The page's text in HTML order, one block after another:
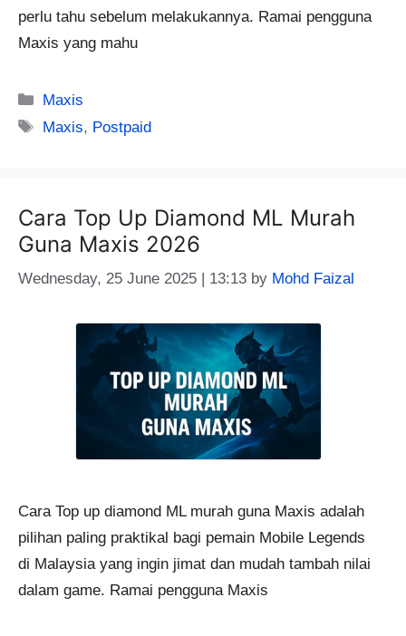
perlu tahu sebelum melakukannya. Ramai pengguna
Maxis yang mahu
Categories
Maxis
Tags
Maxis, Postpaid
Cara Top Up Diamond ML Murah
Guna Maxis 2026
Wednesday, 25 June 2025 | 13:13 by Mohd Faizal
Cara Top up diamond ML murah guna Maxis adalah
pilihan paling praktikal bagi pemain Mobile Legends
di Malaysia yang ingin jimat dan mudah tambah nilai
dalam game. Ramai pengguna Maxis